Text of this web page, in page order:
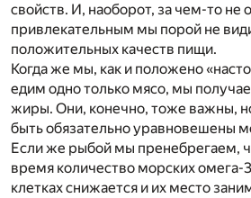
свойств. И, наоборот, за чем-то не
привлекательным мы порой не
положительных качеств пищи.
Когда же мы, как и положено
едим одно только мясо, мы
жиры. Они, конечно, тоже важны,
быть обязательно уравновешены
Если же рыбой мы пренебрегаем,
время количество морских
клетках снижается и их место